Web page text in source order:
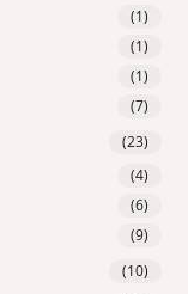
(1)
(1)
(1)
(7)
(23)
(4)
(6)
(9)
(10)